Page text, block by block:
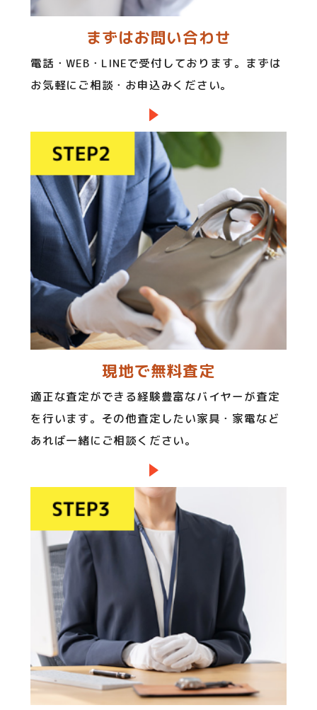
まずはお問い合わせ
電話・WEB・LINEで受付しております。まずは
お気軽にご相談・お申込みください。
現地で無料査定
適正な査定ができる経験豊富なバイヤーが査定
を行います。その他査定したい家具・家電など
あれば一緒にご相談ください。